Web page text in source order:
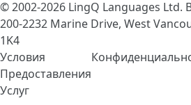
© 2002-2026 LingQ Languages Ltd.
200-2232 Marine Drive, West
1K4
Условия
Предоставления
Услуг